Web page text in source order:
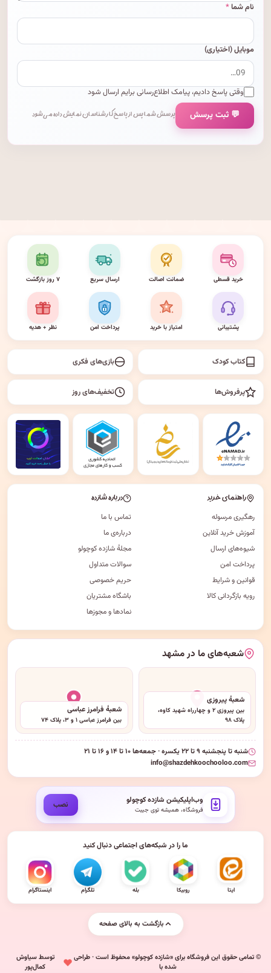
نام شما*
موبایل (اختیاری)
وقتی پاسخ دادیم، پیامک اطلاع‌رسانی برایم ارسال شود
💬 ثبت پرسش پرسش شما پس از پاسخ کارشناسان نمایش داده می‌شود.
خرید قسطی ضمانت اصالت ارسال سریع ۷ روز بازگشت
پشتیبانی امتیاز با خرید پرداخت امن نظر + هدیه
کتاب کودک بازی‌های فکری
پرفروش‌ها تخفیف‌های روز
راهنمای خرید
رهگیری مرسوله
آموزش خرید آنلاین
شیوه‌های ارسال
پرداخت امن
قوانین و شرایط
رویه بازگردانی کالا
درباره شازده
تماس با ما
درباره‌ی ما
مجلهٔ شازده کوچولو
سوالات متداول
حریم خصوصی
باشگاه مشتریان
نمادها و مجوزها
شعبه‌های ما در مشهد
شعبهٔ پیروزی
بین پیروزی ۲ و چهارراه شهید کاوه،
پلاک ۹۸
شعبهٔ فرامرز عباسی
بین فرامرز عباسی ۱ و ۳، پلاک ۷۴
شنبه تا پنجشنبه ۹ تا ۲۲ یکسره · جمعه‌ها ۱۰ تا ۱۴ و ۱۶ تا ۲۱
info@shazdehkoochooloo.com
وب‌اپلیکیشن شازده کوچولو
فروشگاه، همیشه توی جیبت نصب
ما را در شبکه‌های اجتماعی دنبال کنید
ایتا روبیکا بله تلگرام اینستاگرام
بازگشت به بالای صفحه
© تمامی حقوق این فروشگاه برای «شازده کوچولو» محفوظ است · طراحی
شده با
توسط سیاوش
کمال‌پور